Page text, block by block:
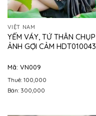
VIỆT NAM
YẾM VÁY, TỨ THÂN CHỤP
ẢNH GỢI CẢM HDT010043
Mã: VN009
Thuê: 100,000
Bán: 300,000